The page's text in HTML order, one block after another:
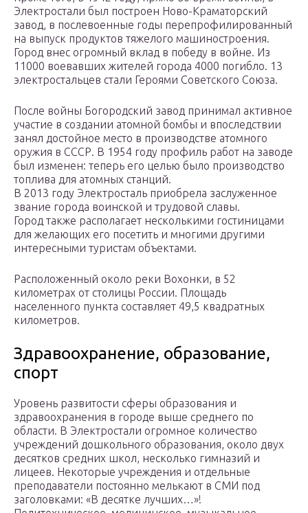
Электростали был построен Ново-Краматорский
завод, в послевоенные годы перепрофилированный
на выпуск продуктов тяжелого машиностроения.
Город внес огромный вклад в победу в войне. Из
11000 воевавших жителей города 4000 погибло. 13
электростальцев стали Героями Советского Союза.
После войны Богородский завод принимал активное
участие в создании атомной бомбы и впоследствии
занял достойное место в производстве атомного
оружия в СССР. В 1954 году профиль работ на заводе
был изменен: теперь его целью было производство
топлива для атомных станций.
В 2013 году Электросталь приобрела заслуженное
звание города воинской и трудовой славы.
Город также располагает несколькими гостиницами
для желающих его посетить и многими другими
интересными туристам объектами.
Расположенный около реки Вохонки, в 52
километрах от столицы России. Площадь
населенного пункта составляет 49,5 квадратных
километров.
Здравоохранение, образование,
спорт
Уровень развитости сферы образования и
здравоохранения в городе выше среднего по
области. В Электростали огромное количество
учреждений дошкольного образования, около двух
десятков средних школ, несколько гимназий и
лицеев. Некоторые учреждения и отдельные
преподаватели постоянно мелькают в СМИ под
заголовками: «В десятке лучших…»!